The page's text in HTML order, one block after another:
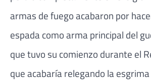
armas de fuego acabaron por
espada como arma principal del
que tuvo su comienzo durante el
que acabaría relegando la